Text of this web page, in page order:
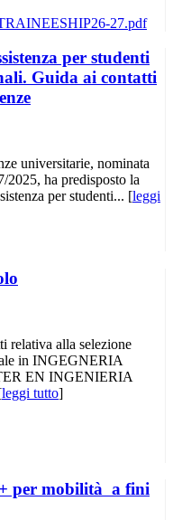
per studenti
Guida ai contatti
universitarie, nominata
2025, ha predisposto la
per studenti... [leggi
relativa alla selezione
in INGEGNERIA
EN INGENIERIA
leggi tutto]
per mobilità a fini